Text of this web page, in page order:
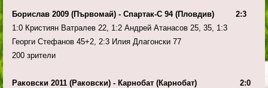
Борислав 2009 (Първомай) - Спартак-С 94 (Пловдив) 2:3
1:0 Кристиян Ватралев 22, 1:2 Андрей Атанасов 25, 35, 1:3
Георги Стефанов 45+2, 2:3 Илия Длагонски 77
200 зрители
Раковски 2011 (Раковски) - Карнобат (Карнобат) 2:0